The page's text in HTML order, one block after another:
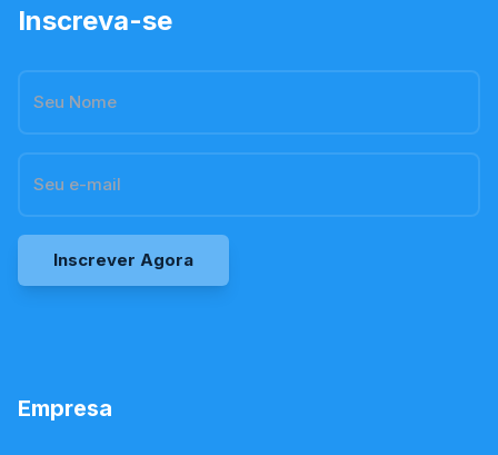
Inscreva-se
Inscrever Agora
Empresa